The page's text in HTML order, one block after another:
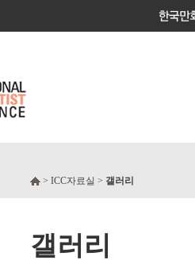
> ICC자료실 > 갤러리
갤러리